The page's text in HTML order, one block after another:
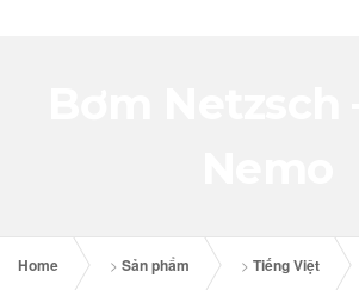
Home > Sản phẩm > Tiếng Việt